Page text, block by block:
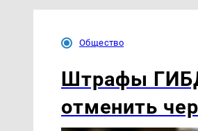
Общество
Штрафы
отменить